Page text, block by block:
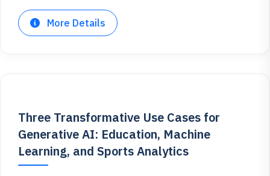
More Details
Three Transformative Use Cases for
Generative AI: Education, Machine
Learning, and Sports Analytics